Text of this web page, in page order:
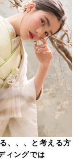
、、、と考える方
ィングでは